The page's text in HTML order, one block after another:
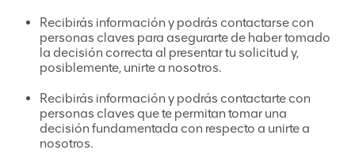
Recibirás información y podrás contactarse con
personas claves para asegurarte de haber tomado
la decisión correcta al presentar tu solicitud y,
posiblemente, unirte a nosotros.
Recibirás información y podrás contactarte con
personas claves que te permitan tomar una
decisión fundamentada con respecto a unirte a
nosotros.